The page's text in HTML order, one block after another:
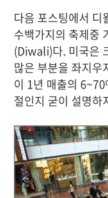
다음 포스팅에서 디
수백가지의 축제중
(Diwali)다. 미국은
많은 부분을 좌지우
이 1년 매출의
절인지 굳이 설명하